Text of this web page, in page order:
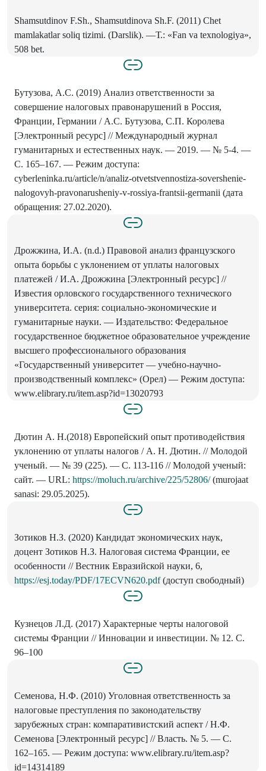
Shamsutdinov F.Sh., Shamsutdinova Sh.F. (2011) Chet
mamlakatlar soliq tizimi. (Darslik). —Т.: «Fan va texnologiya»,
508 bet.
Бутузова, А.С. (2019) Анализ ответственности за
совершение налоговых правонарушений в Россия,
Франции, Германии / А.С. Бутузова, С.П. Королева
[Электронный ресурс] // Международный журнал
гуманитарных и естественных наук. — 2019. — № 5-4. —
С. 165–167. — Режим доступа:
cyberleninka.ru/article/n/analiz-otvetstvennostiza-sovershenie-
nalogovyh-pravonarusheniy-v-rossiya-frantsii-germanii (дата
обращения: 27.02.2020).
Дрожжина, И.А. (n.d.) Правовой анализ французского
опыта борьбы с уклонением от уплаты налоговых
платежей / И.А. Дрожжина [Электронный ресурс] //
Известия орловского государственного технического
университета. серия: социально-экономические и
гуманитарные науки. — Издательство: Федеральное
государственное бюджетное образовательное учреждение
высшего профессионального образования
«Государственный университет — учебно-научно-
производственный комплекс» (Орел) — Режим доступа:
www.elibrary.ru/item.asp?id=13020793
Дютин А. Н.(2018) Европейский опыт противодействия
уклонению от уплаты налогов / А. Н. Дютин. // Молодой
ученый. — № 39 (225). — С. 113-116 // Молодой ученый:
сайт. — URL: https://moluch.ru/archive/225/52806/(murojaat
sanasi: 29.05.2025).
Зотиков Н.З. (2020) Кандидат экономических наук,
доцент Зотиков Н.З. Налоговая система Франции, ее
особенности // Вестник Евразийской науки, 6,
https://esj.today/PDF/17ECVN620.pdf(доступ свободный)
Кузнецов Л.Д. (2017) Характерные черты налоговой
системы Франции // Инновации и инвестиции. № 12. С.
96–100
Семенова, Н.Ф. (2010) Уголовная ответственность за
налоговые преступления по законодательству
зарубежных стран: компаративистский аспект / Н.Ф.
Семенова [Электронный ресурс] // Власть. № 5. — С.
162–165. — Режим доступа: www.elibrary.ru/item.asp?
id=14314189